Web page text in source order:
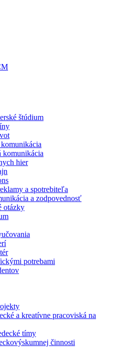
štúdium
komunikácia
hier
a spotrebiteľa
a zodpovednosť
otázky
potrebami
a kreatívne pracoviská na
tímy
činnosti